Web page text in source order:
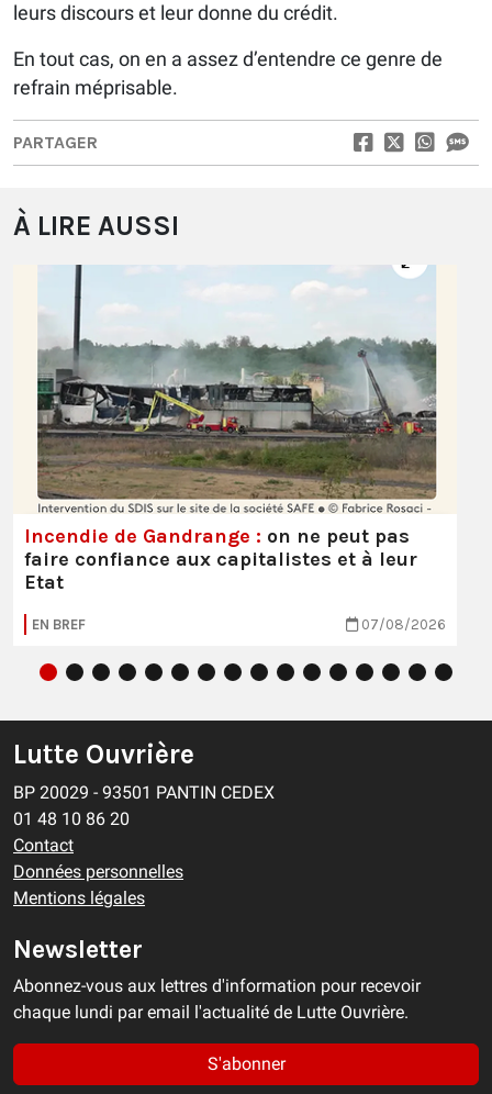
leurs discours et leur donne du crédit.
En tout cas, on en a assez d’entendre ce genre de
refrain méprisable.
PARTAGER
À LIRE AUSSI
Incendie de Gandrange : on ne peut pas
faire confiance aux capitalistes et à leur
Etat
EN BREF 07/08/2026
Lutte Ouvrière
BP 20029 - 93501 PANTIN CEDEX
01 48 10 86 20
Contact
Données personnelles
Mentions légales
Newsletter
Abonnez-vous aux lettres d'information pour recevoir
chaque lundi par email l'actualité de Lutte Ouvrière.
S'abonner